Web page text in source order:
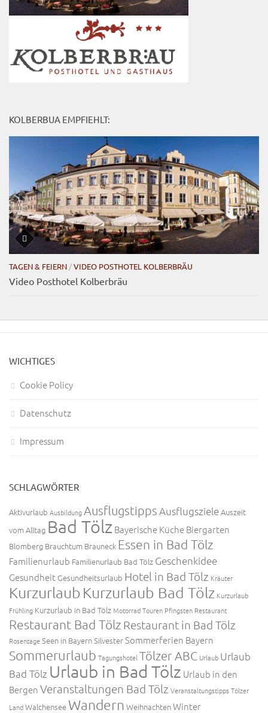
KOLBERBUA EMPFIEHLT:
TAGEN & FEIERN /VIDEO POSTHOTEL KOLBERBRÄU
Video Posthotel Kolberbräu
WICHTIGES
Cookie Policy
Datenschutz
Impressum
SCHLAGWÖRTER
Aktivurlaub AusbildungAusflugstippsAusflugszieleAuszeit
vom Alltag Bad Tölz Bayerische KücheBiergarten
Blomberg Brauchtum Brauneck Essen in Bad Tölz
Familienurlaub Familienurlaub Bad Tölz Geschenkidee
Gesundheit Gesundheitsurlaub Hotel in Bad Tölz Kräuter
Kurzurlaub Kurzurlaub Bad Tölz Kurzurlaub
Frühling Kurzurlaub in Bad Tölz Motorrad Touren Pfingsten Restaurant
Restaurant Bad Tölz Restaurant in Bad Tölz
RosentageSeen in BayernSilvesterSommerferien Bayern
Sommerurlaub Tagungshotel Tölzer ABC Urlaub Urlaub
Bad Tölz Urlaub in Bad Tölz Urlaub in den
BergenVeranstaltungen Bad Tölz Veranstaltungstipps Tölzer
LandWalchensee Wandern WeihnachtenWinter